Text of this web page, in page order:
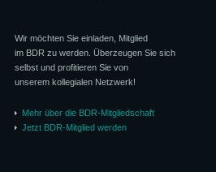
Wir möchten Sie einladen, Mitglied
im BDR zu werden. Überzeugen Sie sich
selbst und profitieren Sie von
unserem kollegialen Netzwerk!
Mehr über die BDR-Mitgliedschaft
Jetzt BDR-Mitglied werden